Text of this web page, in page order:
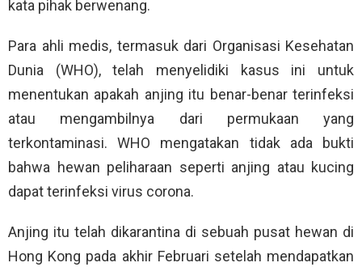
kata pihak berwenang.
Para ahli medis, termasuk dari Organisasi Kesehatan
Dunia (WHO), telah menyelidiki kasus ini untuk
menentukan apakah anjing itu benar-benar terinfeksi
atau mengambilnya dari permukaan yang
terkontaminasi. WHO mengatakan tidak ada bukti
bahwa hewan peliharaan seperti anjing atau kucing
dapat terinfeksi virus corona.
Anjing itu telah dikarantina di sebuah pusat hewan di
Hong Kong pada akhir Februari setelah mendapatkan